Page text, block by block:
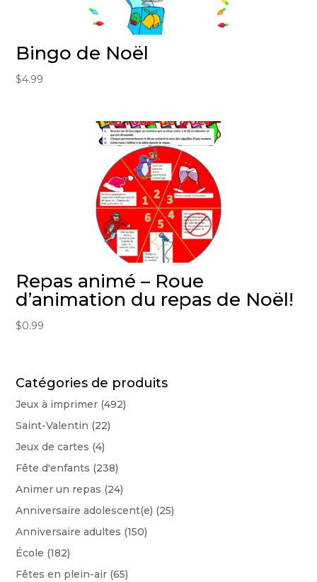
Bingo de Noël
$4.99
Repas animé – Roue
d’animation du repas de Noël!
$0.99
Catégories de produits
Jeux à imprimer (492)
Saint-Valentin (22)
Jeux de cartes (4)
Fête d'enfants (238)
Animer un repas (24)
Anniversaire adolescent(e) (25)
Anniversaire adultes (150)
École (182)
Fêtes en plein-air (65)